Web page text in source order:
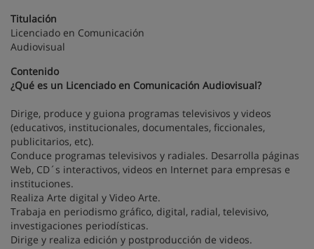
Titulación
Licenciado en Comunicación
Audiovisual
Contenido
¿Qué es un Licenciado en Comunicación Audiovisual?
Dirige, produce y guiona programas televisivos y videos
(educativos, institucionales, documentales, ficcionales,
publicitarios, etc).
Conduce programas televisivos y radiales. Desarrolla páginas
Web, CD´s interactivos, videos en Internet para empresas e
instituciones.
Realiza Arte digital y Video Arte.
Trabaja en periodismo gráfico, digital, radial, televisivo,
investigaciones periodísticas.
Dirige y realiza edición y postproducción de videos.